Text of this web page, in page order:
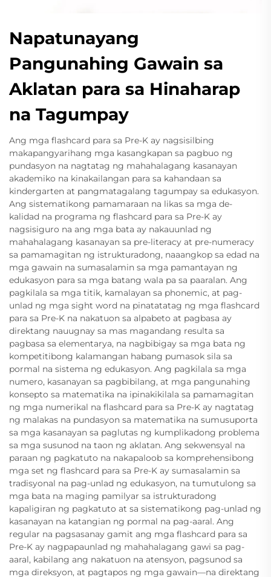
Napatunayang
Pangunahing Gawain sa
Aklatan para sa Hinaharap
na Tagumpay
Ang mga flashcard para sa Pre-K ay nagsisilbing
makapangyarihang mga kasangkapan sa pagbuo ng
pundasyon na nagtatag ng mahahalagang kasanayan
akademiko na kinakailangan para sa kahandaan sa
kindergarten at pangmatagalang tagumpay sa edukasyon.
Ang sistematikong pamamaraan na likas sa mga de-
kalidad na programa ng flashcard para sa Pre-K ay
nagsisiguro na ang mga bata ay nakauunlad ng
mahahalagang kasanayan sa pre-literacy at pre-numeracy
sa pamamagitan ng istrukturadong, naaangkop sa edad na
mga gawain na sumasalamin sa mga pamantayan ng
edukasyon para sa mga batang wala pa sa paaralan. Ang
pagkilala sa mga titik, kamalayan sa phonemic, at pag-
unlad ng mga sight word na pinatatatag ng mga flashcard
para sa Pre-K na nakatuon sa alpabeto at pagbasa ay
direktang nauugnay sa mas magandang resulta sa
pagbasa sa elementarya, na nagbibigay sa mga bata ng
kompetitibong kalamangan habang pumasok sila sa
pormal na sistema ng edukasyon. Ang pagkilala sa mga
numero, kasanayan sa pagbibilang, at mga pangunahing
konsepto sa matematika na ipinakikilala sa pamamagitan
ng mga numerikal na flashcard para sa Pre-K ay nagtatag
ng malakas na pundasyon sa matematika na sumusuporta
sa mga kasanayan sa paglutas ng kumplikadong problema
sa mga susunod na taon ng aklatan. Ang sekwensyal na
paraan ng pagkatuto na nakapaloob sa komprehensibong
mga set ng flashcard para sa Pre-K ay sumasalamin sa
tradisyonal na pag-unlad ng edukasyon, na tumutulong sa
mga bata na maging pamilyar sa istrukturadong
kapaligiran ng pagkatuto at sa sistematikong pag-unlad ng
kasanayan na katangian ng pormal na pag-aaral. Ang
regular na pagsasanay gamit ang mga flashcard para sa
Pre-K ay nagpapaunlad ng mahahalagang gawi sa pag-
aaral, kabilang ang nakatuon na atensyon, pagsunod sa
mga direksyon, at pagtapos ng mga gawain—na direktang